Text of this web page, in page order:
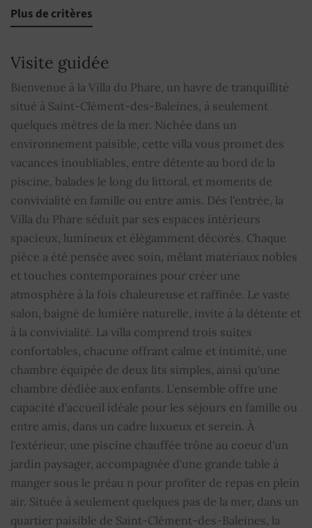
Pièces
Piscine OUI
TV par cable
Abri de voiture
Lave-linge
Lave-vaisselle OUI
Plaque de cuisson OUI
Coffre-fort
Cuisinière
Fer à repasser
Sèche-cheveux
TV Satellite
Éclairage extérieur OUI
Plus de critères
Visite guidée
Bienvenue à la Villa du Phare, un havre de tranquillité
situé à Saint-Clément-des-Baleines, à seulement
quelques mètres de la mer. Nichée dans un
environnement paisible, cette villa vous promet des
vacances inoubliables, entre détente au bord de la
piscine, balades le long du littoral, et moments de
convivialité en famille ou entre amis. Dès l'entrée, la
Villa du Phare séduit par ses espaces intérieurs
spacieux, lumineux et élégamment décorés. Chaque
pièce a été pensée avec soin, mêlant matériaux nobles
et touches contemporaines pour créer une
atmosphère à la fois chaleureuse et raffinée. Le vaste
salon, baigné de lumière naturelle, invite à la détente et
à la convivialité. La villa comprend trois suites
confortables, chacune offrant calme et intimité, une
chambre équipée de deux lits simples, ainsi qu'une
chambre dédiée aux enfants. L'ensemble offre une
capacité d'accueil idéale pour les séjours en famille ou
entre amis, dans un cadre luxueux et serein. À
l'extérieur, une piscine chauffée trône au coeur d'un
jardin paysager, accompagnée d'une grande table à
manger sous le préau n pour profiter de repas en plein
air. Située à seulement quelques pas de la mer, dans un
quartier paisible de Saint-Clément-des-Baleines, la